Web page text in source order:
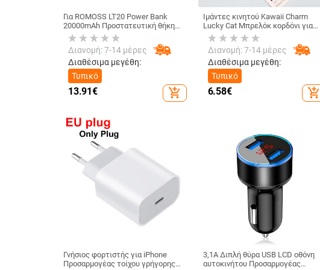
Για ROMOSS LT20 Power Bank
20000mAh Προστατευτική θήκη
σιλικόνης Αντικρουστικό/
ολισθητικό κάλυμμα Για δέρμα
Power Bank ROMOSS LT20 Pro
Διανομή: 7-14 μέρες
Διαθέσιμα μεγέθη:
Τυπικό
13.91€ add_shopping_cart
Ιμάντες κινητού Kawaii Charm
Lucky Cat Μπρελόκ κορδόνι για
iPhone Κοντό κινητό λουράκι
σχοινί Κορδόνια Χαριτωμένο
μενταγιόν για κινητά
Διανομή: 7-14 μέρες
Διαθέσιμα μεγέθη:
Τυπικό
6.58€ add_shopping_cart
Γνήσιος φορτιστής για iPhone
Προσαρμογέας τοίχου γρήγορης
3,1A Διπλή θύρα USB LCD οθόνη
αυτοκινήτου Προσαρμογέας